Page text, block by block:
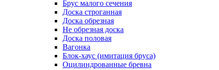
Брус малого сечения
Доска строганная
Доска обрезная
Не обрезная доска
Доска половая
Вагонка
Блок-хаус (имитация бруса)
Оцилиндрованные бревна